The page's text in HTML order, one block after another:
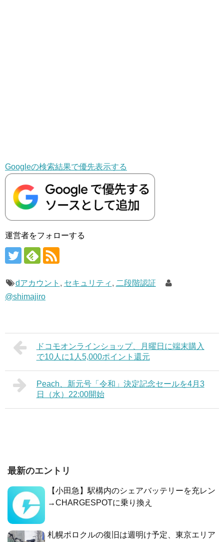
Googleの検索結果で優先表示する
運営者をフォローする
dアカウント , セキュリティ , 二段階認証
@shimajiro
ドコモオンラインショップ、月曜日に端末購入
で10人に1人5,000ポイント還元
Peach、新元号「令和」決定記念セールを4月3
日（水）22:00開始
最新のエントリ
【小田急】駅構内のシェアバッテリーを充レン
→CHARGESPOTに乗り換え
札幌ポロクルの復旧は週明け予定、東京エリア